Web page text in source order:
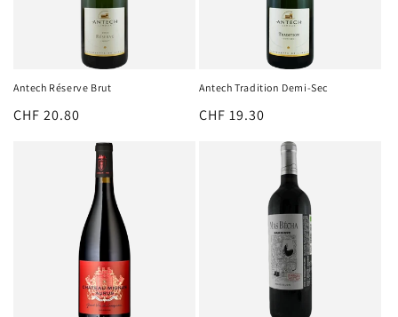
Antech Réserve Brut
Prix
CHF 20.80
Antech Tradition Demi-Sec
Prix
CHF 19.30